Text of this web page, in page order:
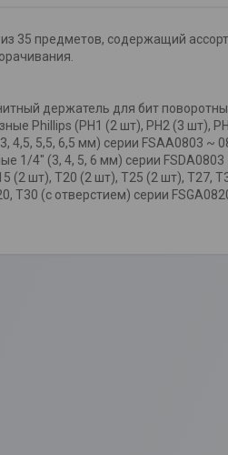
35 предметов, содержащий
держатель для бит
Phillips (PH1 (2 шт), PH2 (3 шт),
4,5, 5,5, 6,5 мм) серии FSAA0803 ~
1/4" (3, 4, 5, 6 мм) серии FSDA0803
(2 шт), T20 (2 шт), T25 (2 шт), Т27,
Т30 (с отверстием) серии